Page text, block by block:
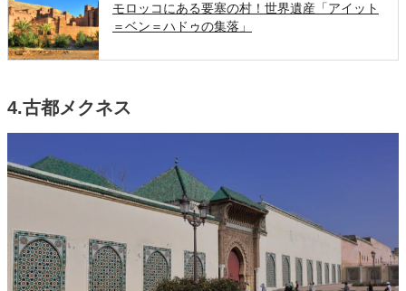
モロッコにある要塞の村！世界遺産「アイット
＝ベン＝ハドゥの集落」
4.古都メクネス